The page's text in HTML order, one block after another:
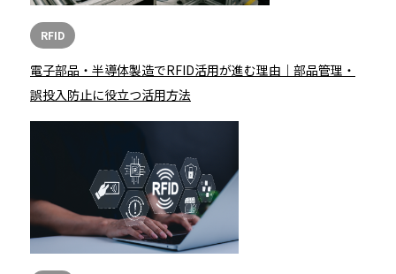
RFID
電子部品・半導体製造でRFID活用が進む理由｜部品管理・
誤投入防止に役立つ活用方法